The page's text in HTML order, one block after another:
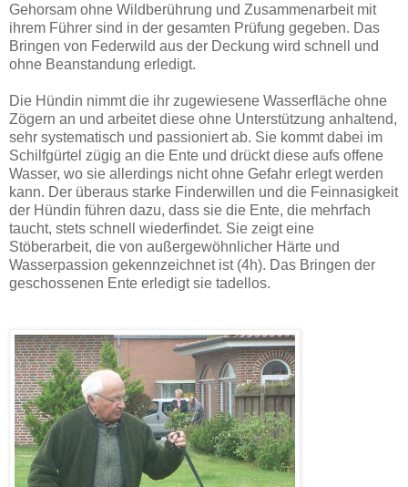
Gehorsam ohne Wildberührung und Zusammenarbeit mit
ihrem Führer sind in der gesamten Prüfung gegeben. Das
Bringen von Federwild aus der Deckung wird schnell und
ohne Beanstandung erledigt.
Die Hündin nimmt die ihr zugewiesene Wasserfläche ohne
Zögern an und arbeitet diese ohne Unterstützung anhaltend,
sehr systematisch und passioniert ab. Sie kommt dabei im
Schilfgürtel zügig an die Ente und drückt diese aufs offene
Wasser, wo sie allerdings nicht ohne Gefahr erlegt werden
kann. Der überaus starke Finderwillen und die Feinnasigkeit
der Hündin führen dazu, dass sie die Ente, die mehrfach
taucht, stets schnell wiederfindet. Sie zeigt eine
Stöberarbeit, die von außergewöhnlicher Härte und
Wasserpassion gekennzeichnet ist (4h). Das Bringen der
geschossenen Ente erledigt sie tadellos.